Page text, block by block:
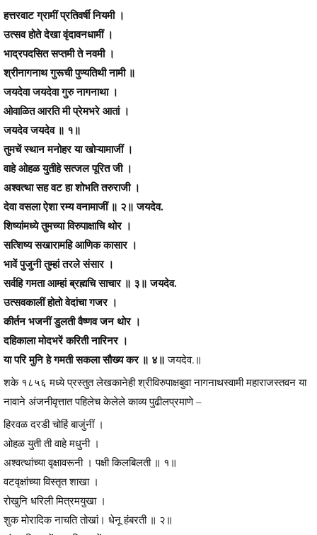
हत्तरवाट ग्रामीं प्रतिवर्षी नियमी ।
उत्सव होते देखा वृंदावनधामीं ।
भाद्रपदसित सप्तमी ते नवमी ।
श्रीनागनाथ गुरूची पुण्यतिथी नामी ॥
जयदेवा जयदेवा गुरु नागनाथा ।
ओवाळित आरति मी प्रेमभरे आतां ।
जयदेव जयदेव ॥ १॥
तुमचें स्थान मनोहर या खोऱ्यामाजीं ।
वाहे ओहळ युतीहे सत्जल पूरित जी ।
अश्वत्था सह वट हा शोभति तरुराजी ।
देवा वसला ऐशा रम्य वनामाजीं ॥ २॥ जयदेव.
शिष्यांमध्ये तुमच्या विरुपाक्षाचि थोर ।
सत्शिष्य सखारामहि आणिक कासार ।
भावें पुजुनी तुम्हां तरले संसार ।
सर्वहि गमता आम्हां ब्रह्मचि साचार ॥ ३॥ जयदेव.
उत्सवकालीं होतो वेदांचा गजर ।
कीर्तन भजनीं डुलती वैष्णव जन थोर ।
दहिकाला मोदभरें करिती नारिनर ।
या परि मुनि हे गमती सकला सौख्य कर ॥ ४॥ जयदेव.॥
शके १८५६ मध्ये प्रस्तुत लेखकानेही श्रीविरुपाक्षबुवा नागनाथस्वामी महाराजस्तवन या
नावाने अंजनीवृत्तात पहिलेच केलेले काव्य पुढीलप्रमाणे –
हिरवळ दरडी चोहिं बाजुंनीं ।
ओहळ युती ती वाहे मधुनी ।
अश्वत्थांच्या वृक्षावरूनी । पक्षी किलबिलती ॥ १॥
वटवृक्षांच्या विस्तृत शाखा ।
रोखुनि धरिली मित्रमयुखा ।
शुक मोरादिक नाचति तोखां। धेनू हंबरती ॥ २॥